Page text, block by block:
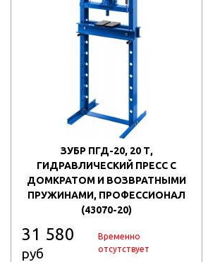
ЗУБР ПГД-20, 20 Т,
ГИДРАВЛИЧЕСКИЙ ПРЕСС С
ДОМКРАТОМ И ВОЗВРАТНЫМИ
ПРУЖИНАМИ, ПРОФЕССИОНАЛ
(43070-20)
31 580
руб
Временно
отсутствует